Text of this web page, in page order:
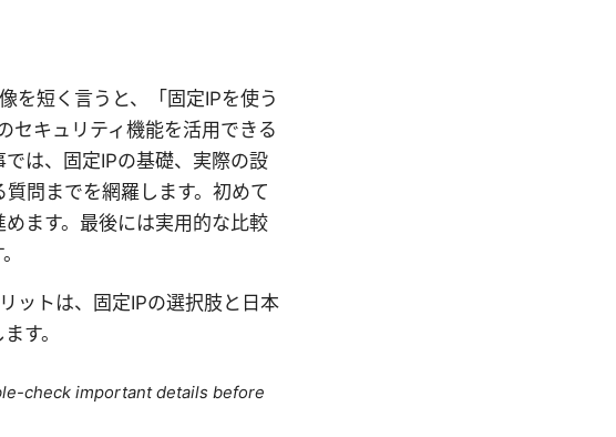
を短く言うと、「固定IPを使う
セキュリティ機能を活用できる
は、固定IPの基礎、実際の設
問までを網羅します。初めて
ます。最後には実用的な比較
ットは、固定IPの選択肢と日本
す。
check important details before